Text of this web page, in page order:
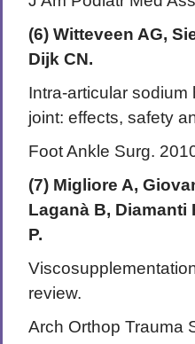
(6) Witteveen AG,
Dijk CN.
Intra-articular
joint: effects, safety
Foot Ankle Surg.
(7) Migliore A,
Laganà B, Diamanti
P.
review.
Arch Orthop Trauma